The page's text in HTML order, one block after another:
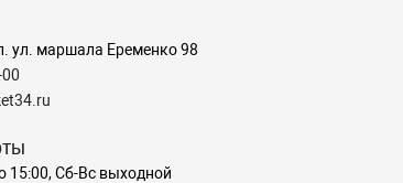
ул. маршала Еременко 98
15:00, Сб-Вс выходной